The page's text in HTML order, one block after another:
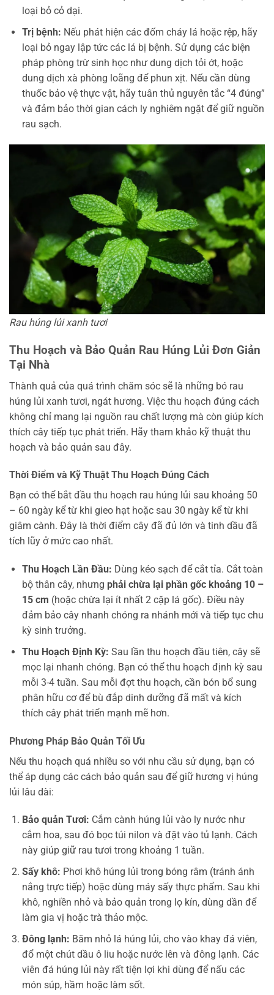
loại bỏ cỏ dại.
Trị bệnh: Nếu phát hiện các đốm cháy lá hoặc rệp, hãy
loại bỏ ngay lập tức các lá bị bệnh. Sử dụng các biện
pháp phòng trừ sinh học như dung dịch tỏi ớt, hoặc
dung dịch xà phòng loãng để phun xịt. Nếu cần dùng
thuốc bảo vệ thực vật, hãy tuân thủ nguyên tắc “4 đúng”
và đảm bảo thời gian cách ly nghiêm ngặt để giữ nguồn
rau sạch.
Rau húng lủi xanh tươi
Thu Hoạch và Bảo Quản Rau Húng Lủi Đơn Giản
Tại Nhà
Thành quả của quá trình chăm sóc sẽ là những bó rau
húng lủi xanh tươi, ngát hương. Việc thu hoạch đúng cách
không chỉ mang lại nguồn rau chất lượng mà còn giúp kích
thích cây tiếp tục phát triển. Hãy tham khảo kỹ thuật thu
hoạch và bảo quản sau đây.
Thời Điểm và Kỹ Thuật Thu Hoạch Đúng Cách
Bạn có thể bắt đầu thu hoạch rau húng lủi sau khoảng 50
– 60 ngày kể từ khi gieo hạt hoặc sau 30 ngày kể từ khi
giâm cành. Đây là thời điểm cây đã đủ lớn và tinh dầu đã
tích lũy ở mức cao nhất.
Thu Hoạch Lần Đầu: Dùng kéo sạch để cắt tỉa. Cắt toàn
bộ thân cây, nhưng phải chừa lại phần gốc khoảng 10 –
15 cm (hoặc chừa lại ít nhất 2 cặp lá gốc). Điều này
đảm bảo cây nhanh chóng ra nhánh mới và tiếp tục chu
kỳ sinh trưởng.
Thu Hoạch Định Kỳ: Sau lần thu hoạch đầu tiên, cây sẽ
mọc lại nhanh chóng. Bạn có thể thu hoạch định kỳ sau
mỗi 3-4 tuần. Sau mỗi đợt thu hoạch, cần bón bổ sung
phân hữu cơ để bù đắp dinh dưỡng đã mất và kích
thích cây phát triển mạnh mẽ hơn.
Phương Pháp Bảo Quản Tối Ưu
Nếu thu hoạch quá nhiều so với nhu cầu sử dụng, bạn có
thể áp dụng các cách bảo quản sau để giữ hương vị húng
lủi lâu dài:
Bảo quản Tươi: Cắm cành húng lủi vào ly nước như
cắm hoa, sau đó bọc túi nilon và đặt vào tủ lạnh. Cách
này giúp giữ rau tươi trong khoảng 1 tuần.
Sấy khô: Phơi khô húng lủi trong bóng râm (tránh ánh
nắng trực tiếp) hoặc dùng máy sấy thực phẩm. Sau khi
khô, nghiền nhỏ và bảo quản trong lọ kín, dùng dần để
làm gia vị hoặc trà thảo mộc.
Đông lạnh: Băm nhỏ lá húng lủi, cho vào khay đá viên,
đổ một chút dầu ô liu hoặc nước lên và đông lạnh. Các
viên đá húng lủi này rất tiện lợi khi dùng để nấu các
món súp, hầm hoặc làm sốt.